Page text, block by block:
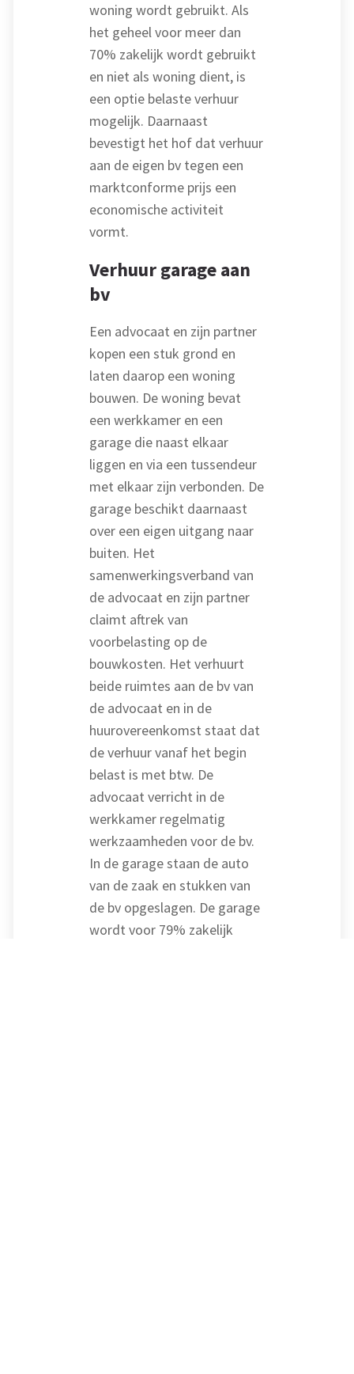
woning wordt gebruikt. Als
het geheel voor meer dan
70% zakelijk wordt gebruikt
en niet als woning dient, is
een optie belaste verhuur
mogelijk. Daarnaast
bevestigt het hof dat verhuur
aan de eigen bv tegen een
marktconforme prijs een
economische activiteit
vormt.
Verhuur garage aan
bv
Een advocaat en zijn partner
kopen een stuk grond en
laten daarop een woning
bouwen. De woning bevat
een werkkamer en een
garage die naast elkaar
liggen en via een tussendeur
met elkaar zijn verbonden. De
garage beschikt daarnaast
over een eigen uitgang naar
buiten. Het
samenwerkingsverband van
de advocaat en zijn partner
claimt aftrek van
voorbelasting op de
bouwkosten. Het verhuurt
beide ruimtes aan de bv van
de advocaat en in de
huurovereenkomst staat dat
de verhuur vanaf het begin
belast is met btw. De
advocaat verricht in de
werkkamer regelmatig
werkzaamheden voor de bv.
In de garage staan de auto
van de zaak en stukken van
de bv opgeslagen. De garage
wordt voor 79% zakelijk